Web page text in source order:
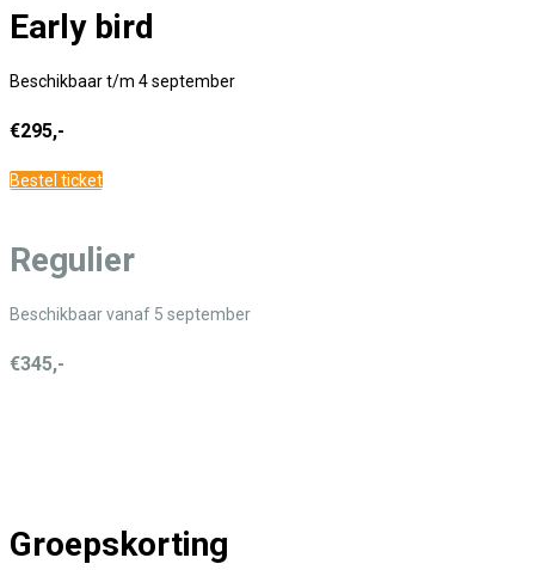
Early bird
Beschikbaar t/m 4 september
€295,-
Bestel ticket
Regulier
Beschikbaar vanaf 5 september
€345,-
Groepskorting